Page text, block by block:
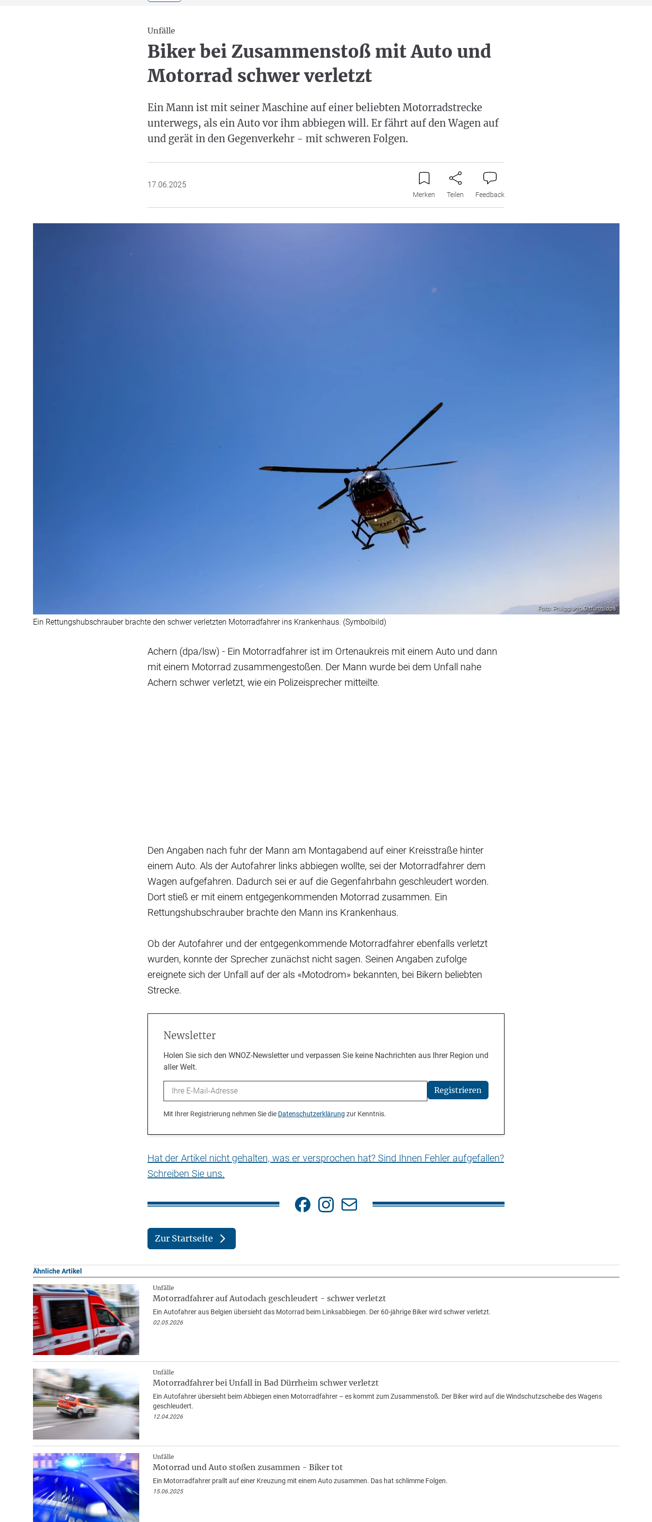
Unfälle
Biker bei Zusammenstoß mit Auto und
Motorrad schwer verletzt
Ein Mann ist mit seiner Maschine auf einer beliebten Motorradstrecke
unterwegs, als ein Auto vor ihm abbiegen will. Er fährt auf den Wagen auf
und gerät in den Gegenverkehr - mit schweren Folgen.
17.06.2025
Merken Teilen Feedback
Foto: Philipp von Ditfurth/dpa
Ein Rettungshubschrauber brachte den schwer verletzten Motorradfahrer ins Krankenhaus. (Symbolbild)
Achern (dpa/lsw) - Ein Motorradfahrer ist im Ortenaukreis mit einem Auto und dann
mit einem Motorrad zusammengestoßen. Der Mann wurde bei dem Unfall nahe
Achern schwer verletzt, wie ein Polizeisprecher mitteilte.
Den Angaben nach fuhr der Mann am Montagabend auf einer Kreisstraße hinter
einem Auto. Als der Autofahrer links abbiegen wollte, sei der Motorradfahrer dem
Wagen aufgefahren. Dadurch sei er auf die Gegenfahrbahn geschleudert worden.
Dort stieß er mit einem entgegenkommenden Motorrad zusammen. Ein
Rettungshubschrauber brachte den Mann ins Krankenhaus.
Ob der Autofahrer und der entgegenkommende Motorradfahrer ebenfalls verletzt
wurden, konnte der Sprecher zunächst nicht sagen. Seinen Angaben zufolge
ereignete sich der Unfall auf der als «Motodrom» bekannten, bei Bikern beliebten
Strecke.
Newsletter
Holen Sie sich den WNOZ-Newsletter und verpassen Sie keine Nachrichten aus Ihrer Region und
aller Welt.
Email Registrieren
Mit Ihrer Registrierung nehmen Sie die Datenschutzerklärung zur Kenntnis.
Hat der Artikel nicht gehalten, was er versprochen hat? Sind Ihnen Fehler aufgefallen?
Schreiben Sie uns.
Zur Startseite
Ähnliche Artikel
Unfälle
Motorradfahrer auf Autodach geschleudert - schwer verletzt
Ein Autofahrer aus Belgien übersieht das Motorrad beim Linksabbiegen. Der 60-jährige Biker wird schwer verletzt.
02.05.2026
Unfälle
Motorradfahrer bei Unfall in Bad Dürrheim schwer verletzt
Ein Autofahrer übersieht beim Abbiegen einen Motorradfahrer – es kommt zum Zusammenstoß. Der Biker wird auf die Windschutzscheibe des Wagens
geschleudert.
12.04.2026
Unfälle
Motorrad und Auto stoßen zusammen - Biker tot
Ein Motorradfahrer prallt auf einer Kreuzung mit einem Auto zusammen. Das hat schlimme Folgen.
15.06.2025